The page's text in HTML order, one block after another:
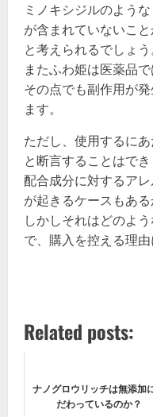
ミノキシジルのよう
が含まれていないこ
と考えられるでしょう
またふわ姫は医薬品
その点でも副作用が
ます。
ただし、使用するに
と断言することはでき
配合成分に対するア
が起きるケースもある
しかしそれはどのよ
で、購入を控える理由
Related posts:
ナノグロウリッチは無添加
だわっているのか？